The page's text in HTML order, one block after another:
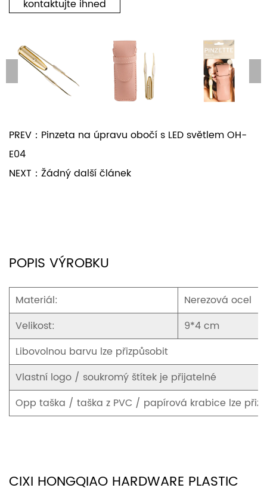
kontaktujte ihned
PREV：Pinzeta na úpravu obočí s LED světlem OH-
E04
NEXT：Žádný další článek
POPIS VÝROBKU
Materiál:
Nerezová ocel
Velikost:
9*4 cm
Libovolnou barvu lze přizpůsobit
Vlastní logo / soukromý štítek je přijatelné
Opp taška / taška z PVC / papírová krabice lze
CIXI HONGQIAO HARDWARE PLASTIC